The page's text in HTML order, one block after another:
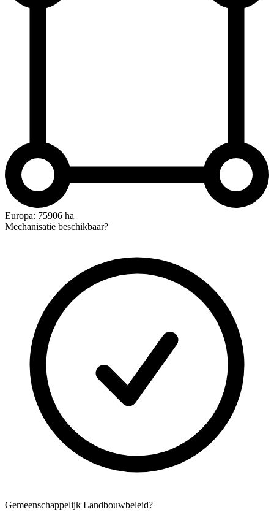
Europa: 75906 ha
Mechanisatie beschikbaar?
Gemeenschappelijk Landbouwbeleid?